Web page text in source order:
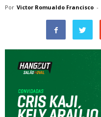
Por Victor Romualdo Francisco -